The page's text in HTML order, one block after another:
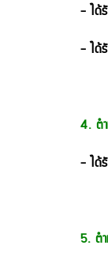
- ได้
- ได้
4. ต
- ได้
5. ต